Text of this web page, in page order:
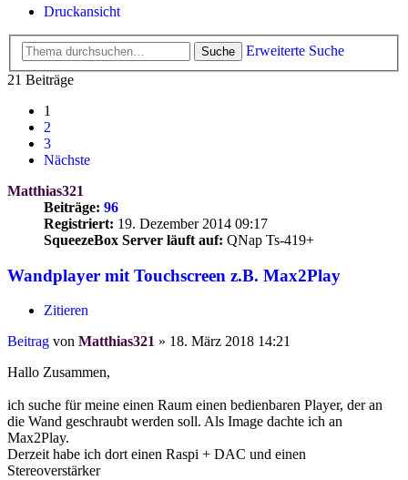
Druckansicht
Suche
Erweiterte Suche
21 Beiträge
1
2
3
Nächste
Matthias321
Beiträge: 96
Registriert: 19. Dezember 2014 09:17
SqueezeBox Server läuft auf: QNap Ts-419+
Wandplayer mit Touchscreen z.B. Max2Play
Zitieren
Beitrag von Matthias321 » 18. März 2018 14:21
Hallo Zusammen,
ich suche für meine einen Raum einen bedienbaren Player, der an
die Wand geschraubt werden soll. Als Image dachte ich an
Max2Play.
Derzeit habe ich dort einen Raspi + DAC und einen
Stereoverstärker